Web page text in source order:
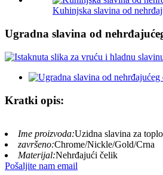
Kuhinjska slavina od
Ugradna slavina od
Kratki opis:
Ime proizvoda:Uzidna slavina za
završeno:Chrome/Nickle/Gold/Crna
Materijal:Nehrđajući čelik
Pošaljite nam email